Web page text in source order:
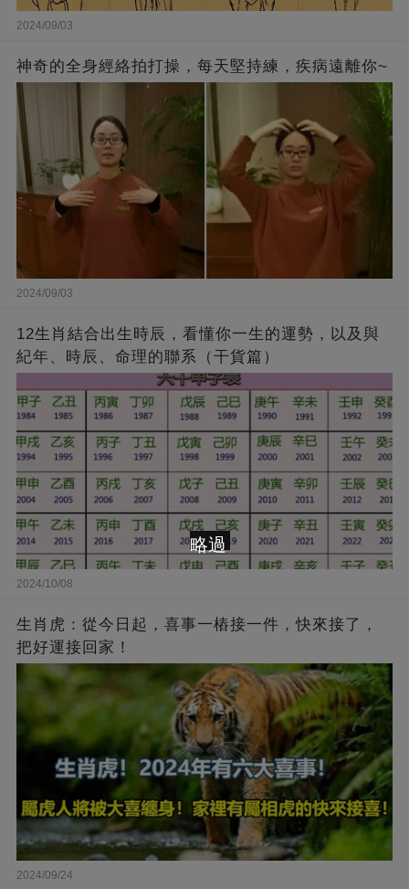
2024/09/03
神奇的全身經絡拍打操，每天堅持練，疾病遠離你~
2024/09/03
12生肖結合出生時辰，看懂你一生的運勢，以及與
紀年、時辰、命理的聯系（干貨篇）
2024/10/08
生肖虎：從今日起，喜事一樁接一件，快來接了，
把好運接回家！
2024/09/24
略過